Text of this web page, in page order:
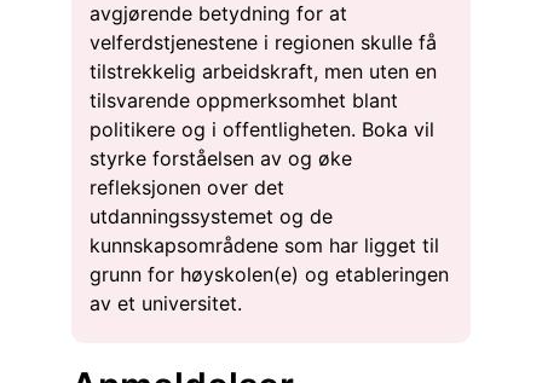
avgjørende betydning for at
velferdstjenestene i regionen skulle få
tilstrekkelig arbeidskraft, men uten en
tilsvarende oppmerksomhet blant
politikere og i offentligheten. Boka vil
styrke forståelsen av og øke
refleksjonen over det
utdanningssystemet og de
kunnskapsområdene som har ligget til
grunn for høyskolen(e) og etableringen
av et universitet.